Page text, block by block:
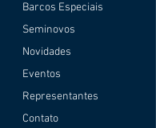
Barcos Especiais
Seminovos
Novidades
Eventos
Representantes
Contato